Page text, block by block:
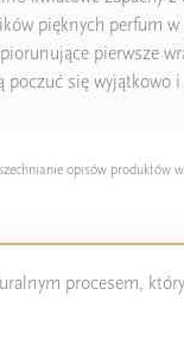
pięknych perfum
pierwsze
poczuć się wyjątkowo
opisów
procesem,